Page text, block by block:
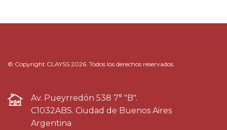
© Copyright CLAYSS 2026. Todos los derechos reservados.
Av. Pueyrredón 538 7° "B".
C1032ABS. Ciudad de Buenos Aires
Argentina